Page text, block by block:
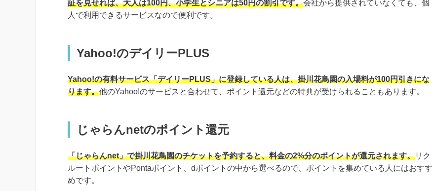
証を見せれば、大人は100円、小学生とシニアは50円の割引です。会社から提供されていなくても、個
人で利用できるサービスなので便利です。
Yahoo!のデイリーPLUS
Yahoo!の有料サービス「デイリーPLUS」に登録している人は、掛川花鳥園の入場料が100円引きにな
ります。他のYahoo!のサービスと合わせて、ポイント還元などの特典が受けられることもあります。
じゃらんnetのポイント還元
「じゃらんnet」で掛川花鳥園のチケットを予約すると、料金の2%分のポイントが還元されます。リク
ルートポイントやPontaポイント、dポイントの中から選べるので、ポイントを集めている人にはおすす
めです。